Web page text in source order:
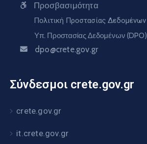
Προσβασιμότητα
Πολιτική Προστασίας Δεδομένων
Υπ. Προστασίας Δεδομένων (DPO)
dpo@crete.gov.gr
Σύνδεσμοι crete.gov.gr
crete.gov.gr
it.crete.gov.gr